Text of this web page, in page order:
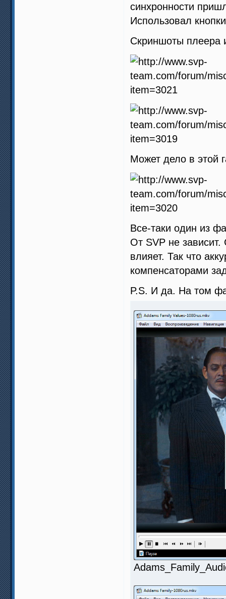
синхронности
Использовал
Скриншоты плеера
Может дело в этой
Все-таки один из
От SVP не зависит.
влияет. Так что
компенсаторами
P.S. И да. На том